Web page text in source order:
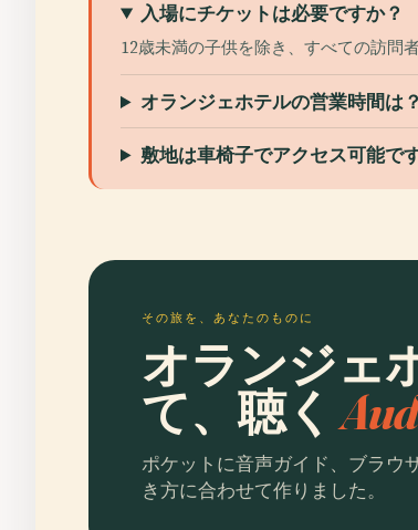
入場にチケットは必要ですか？
12歳未満の子供を除き、すべての訪問
オランジェホテルの営業時間は？
敷地は車椅子でアクセス可能で
その旅を、あなたのものに
オランジェ
て、聴く
ポケットに音声ガイド、ブラウ
き方に合わせて作りました。